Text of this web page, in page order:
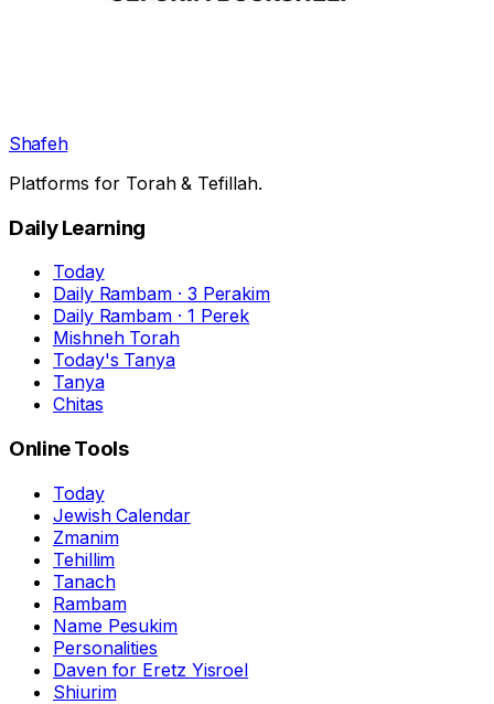
Shafeh
Platforms for Torah & Tefillah.
Daily Learning
Today
Daily Rambam · 3 Perakim
Daily Rambam · 1 Perek
Mishneh Torah
Today's Tanya
Tanya
Chitas
Online Tools
Today
Jewish Calendar
Zmanim
Tehillim
Tanach
Rambam
Name Pesukim
Personalities
Daven for Eretz Yisroel
Shiurim